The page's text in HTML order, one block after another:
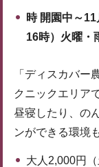
時 開園中～
16時）火曜・
「ディスカバー
クニックエリア
昼寝したり、の
ンができる環境
大人2,000円